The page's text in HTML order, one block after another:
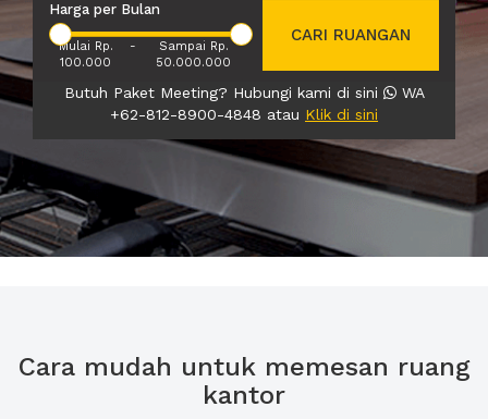
Harga per Bulan
Mulai Rp.
100.000
-
Sampai Rp.
50.000.000
CARI RUANGAN
Butuh Paket Meeting? Hubungi kami di sini
WA
+62-812-8900-4848 atau Klik di sini
Cara mudah untuk memesan ruang
kantor